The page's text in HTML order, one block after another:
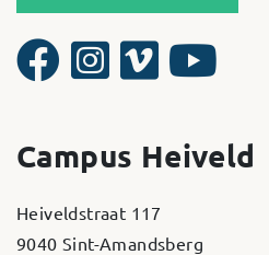
Campus Heiveld
Heiveldstraat 117
9040 Sint-Amandsberg